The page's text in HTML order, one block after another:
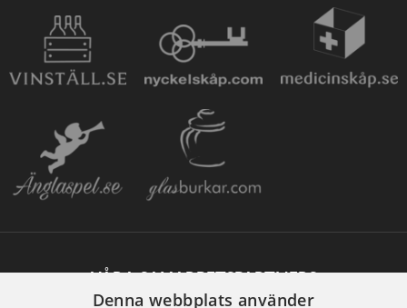
VÅRA SAMARBETSPARTNERS
Denna webbplats använder